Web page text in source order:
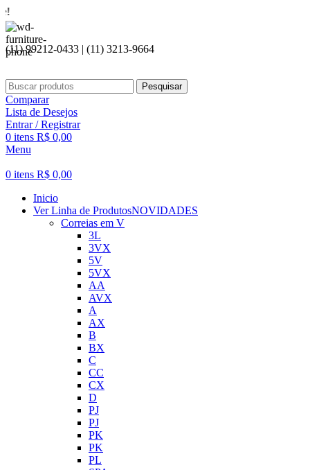
(11) 99212-0433 | (11) 3213-9664
Pesquisar
Comparar
Lista de Desejos
Entrar / Registrar
0 itens R$ 0,00
Menu
0 itens R$ 0,00
Inicio
Ver Linha de ProdutosNOVIDADES
Correias em V
3L
3VX
5V
5VX
AA
AVX
A
AX
B
BX
C
CC
CX
D
PJ
PJ
PK
PK
PL